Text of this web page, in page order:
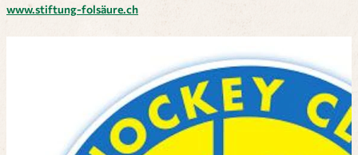
www.stiftung-folsäure.ch